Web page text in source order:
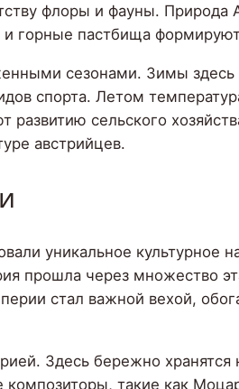
флоры и фауны. Природа
и горные пастбища
сезонами. Зимы
спорта. Летом
развитию сельского
австрийцев.
уникальное культурное
прошла через множество
стал важной вехой,
Здесь бережно
такие как